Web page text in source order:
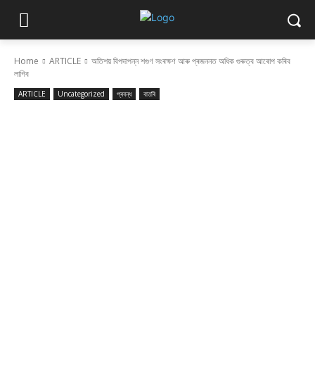
Home ARTICLE
অতিশয় বিপদাপন্ন শগুণ সংৰক্ষণ আৰু প্ৰজননত অধিক গুৰুত্ব আৰোপ কৰিব
লাগিব
ARTICLE Uncategorized প্ৰবন্ধ বাতৰি